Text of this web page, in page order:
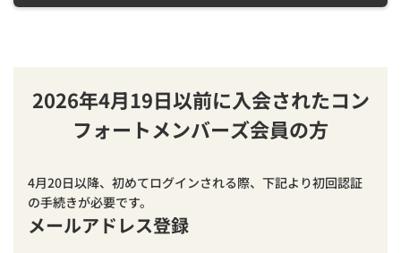
2026年4月19日以前に入会されたコン
フォートメンバーズ会員の方
4月20日以降、初めてログインされる際、下記より初回認証
の手続きが必要です。
メールアドレス登録